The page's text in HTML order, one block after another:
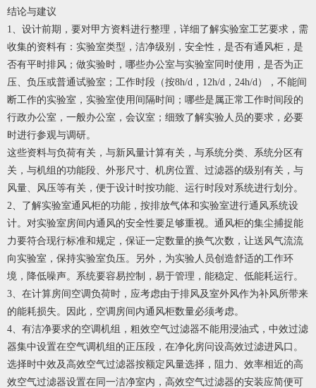
结论与建议
1、设计前期，要对甲方资料进行整理，详细了解实验室工艺要求，需
收集的资料有：实验室类型，洁净级别，安全性，是否有通风柜，是
否有平时排风；做实验时，哪些办公室与实验室同时使用，是否为正
压、负压或普通试验室；工作时段（按8h/d，12h/d，24h/d），不能间
断工作的实验室，实验室使用间隔时间；哪些是属正常工作时间段的
行政办公室，一般办公室，会议室；细致了解实验人员的要求，必要
时进行参观与调研。
这些资料与负荷有关，与新风量计算有关，与系统分类、系统分区有
关，与机组的功能段、外形尺寸、机房位置、过滤器的级别有关，与
风量、风压等有关，便于设计时按功能、运行时段对系统进行划分。
2、了解实验室通风柜的功能，按排放气体和实验室进行通风系统设
计。对实验室房间内通风的安全性要足够重视。通风柜的集尘捕捉能
力要符合现行标准和规定，保证一定数量的换气次数，让送风气流流
向实验室，保持实验室负压。另外，为实验人员创造舒适的工作环
境，降低噪声。系统要容易控制，易于管理，能稳定、低能耗运行。
3、在计算房间空调负荷时，应考虑由于排风及室外风作为补风所带来
的能耗损失。因此，空调房间内通风柜数量必须考虑。
4、有洁净要求的空调机组，粗效空气过滤器不能用浸油式，中效过滤
器集中设置在空气调机组的正压段，在净化房问设高效过滤进风口。
选择时中效及高效空气过滤器按额定风量选择，阻力、效率相近的高
效空气过滤器设置在同一洁净室内，高效空气过滤器的安装应简便可